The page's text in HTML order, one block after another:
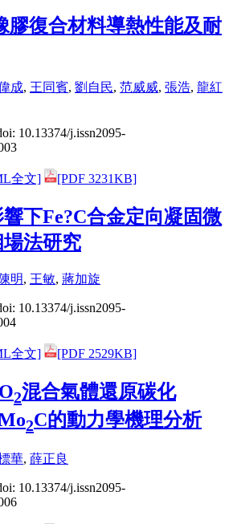
膠復合材料導熱性能及耐
成, 王同賓, 劉自民, 范威威, 張浩, 龍紅
10.13374/j.issn2095-
全文] [PDF 3231KB]
下Fe?C合金定向凝固微
法研究
陳明, 王敏, 蔣加旋
10.13374/j.issn2095-
全文] [PDF 2529KB]
2混合氣體還原碳化
2C的動力學機理分析
華, 薛正良
10.13374/j.issn2095-